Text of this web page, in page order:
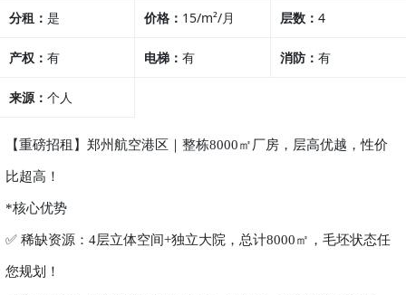
分租： 是 价格： 15/m²/月 层数： 4
产权： 有 电梯：有 消防： 有
来源： 个人
【重磅招租】郑州航空港区｜整栋8000㎡厂房，层高优越，性价
比超高！
*核心优势
✅ 稀缺资源：4层立体空间+独立大院，总计8000㎡，毛坯状态任
您规划！